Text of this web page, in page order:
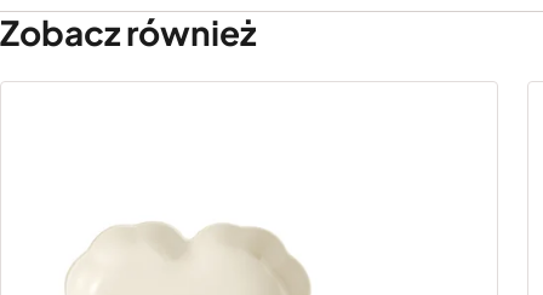
Zobacz również